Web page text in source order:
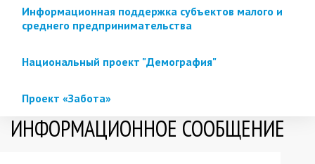
Информационная поддержка субъектов малого и
среднего предпринимательства
Национальный проект "Демография"
Проект «Забота»
ИНФОРМАЦИОННОЕ СООБЩЕНИЕ